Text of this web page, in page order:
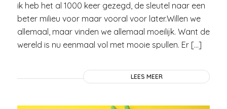
ik heb het al 1000 keer gezegd, de sleutel naar een
beter milieu voor maar vooral voor later.Willen we
allemaal, maar vinden we allemaal moeilijk. Want de
wereld is nu eenmaal vol met mooie spullen. Er […]
LEES MEER